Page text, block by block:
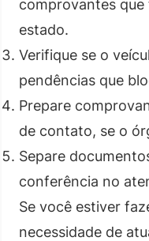
comprovantes
estado.
Verifique se o
pendências que
Prepare
de contato, se o
Separe
conferência no
Se você estiver
necessidade de